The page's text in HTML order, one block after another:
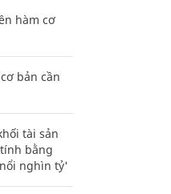
hàm cơ
bản cần
tài sản
bằng
nghìn tỷ'